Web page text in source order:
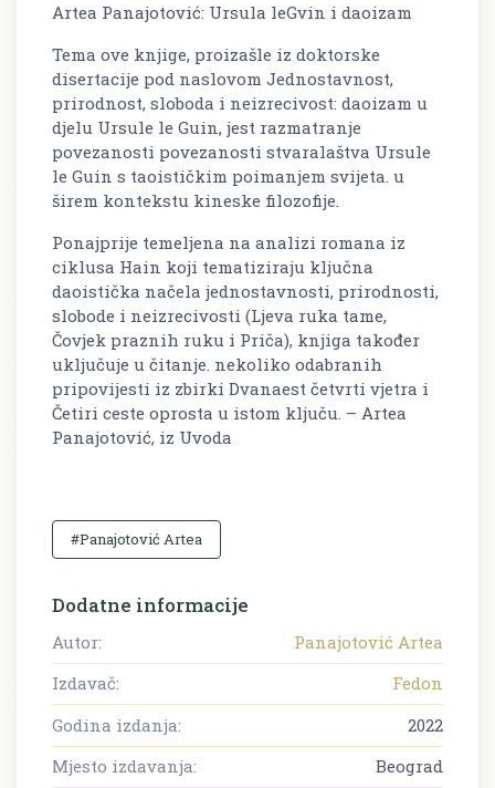
Artea Panajotović: Ursula leGvin i daoizam
Tema ove knjige, proizašle iz doktorske
disertacije pod naslovom Jednostavnost,
prirodnost, sloboda i neizrecivost: daoizam u
djelu Ursule le Guin, jest razmatranje
povezanosti povezanosti stvaralaštva Ursule
le Guin s taoističkim poimanjem svijeta. u
širem kontekstu kineske filozofije.
Ponajprije temeljena na analizi romana iz
ciklusa Hain koji tematiziraju ključna
daoistička načela jednostavnosti, prirodnosti,
slobode i neizrecivosti (Ljeva ruka tame,
Čovjek praznih ruku i Priča), knjiga također
uključuje u čitanje. nekoliko odabranih
pripovijesti iz zbirki Dvanaest četvrti vjetra i
Četiri ceste oprosta u istom ključu. – Artea
Panajotović, iz Uvoda
#Panajotović Artea
Dodatne informacije
Autor:
Panajotović Artea
Izdavač:
Fedon
Godina izdanja:
2022
Mjesto izdavanja:
Beograd